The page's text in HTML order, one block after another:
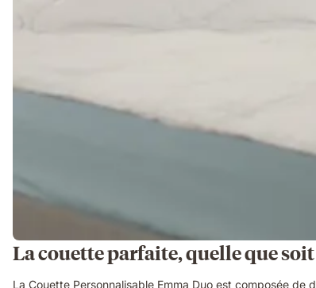
La couette parfaite, quelle que
La Couette Personnalisable Emma Duo est composée